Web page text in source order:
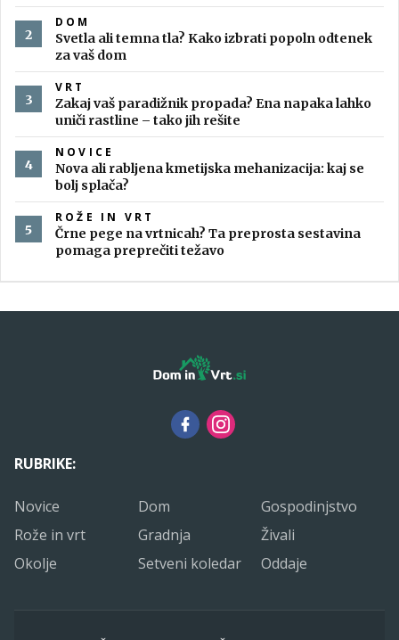
DOM
Svetla ali temna tla? Kako izbrati popoln odtenek
za vaš dom
VRT
Zakaj vaš paradižnik propada? Ena napaka lahko
uniči rastline – tako jih rešite
NOVICE
Nova ali rabljena kmetijska mehanizacija: kaj se
bolj splača?
ROŽE IN VRT
Črne pege na vrtnicah? Ta preprosta sestavina
pomaga preprečiti težavo
RUBRIKE:
Novice Dom
Gospodinjstvo
Rože in vrt
Gradnja
Živali
Okolje
Setveni koledar Oddaje